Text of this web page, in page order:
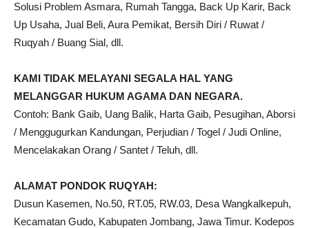
Solusi Problem Asmara, Rumah Tangga, Back Up Karir, Back
Up Usaha, Jual Beli, Aura Pemikat, Bersih Diri / Ruwat /
Ruqyah / Buang Sial, dll.
KAMI TIDAK MELAYANI SEGALA HAL YANG
MELANGGAR HUKUM AGAMA DAN NEGARA.
Contoh: Bank Gaib, Uang Balik, Harta Gaib, Pesugihan, Aborsi
/ Menggugurkan Kandungan, Perjudian / Togel / Judi Online,
Mencelakakan Orang / Santet / Teluh, dll.
ALAMAT PONDOK RUQYAH:
Dusun Kasemen, No.50, RT.05, RW.03, Desa Wangkalkepuh,
Kecamatan Gudo, Kabupaten Jombang, Jawa Timur. Kodepos